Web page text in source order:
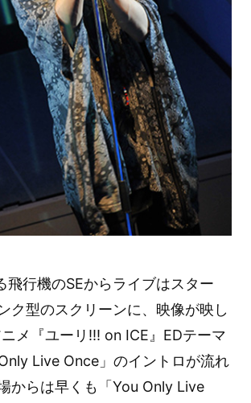
飛行機のSEからライブはスター
ク型のスクリーンに、映像が映し
メ『ユーリ!!! on ICE』EDテーマ
Live Once」のイントロが流れ
からは早くも「You Only Live